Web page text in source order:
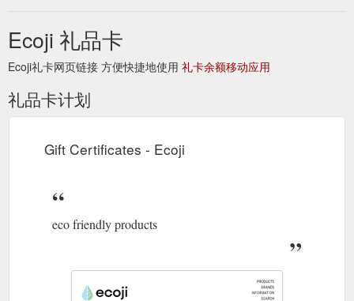
Ecoji 礼品卡
Ecoji礼卡网页链接 方便快捷地使用 礼卡余额移动应用
礼品卡计划
Gift Certificates - Ecoji
eco friendly products